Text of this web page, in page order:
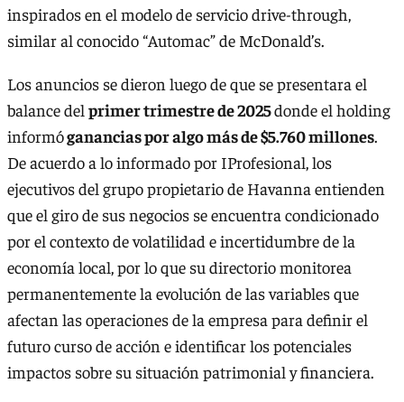
inspirados en el modelo de servicio drive-through,
similar al conocido “Automac” de McDonald’s.
Los anuncios se dieron luego de que se presentara el
balance del primer trimestre de 2025donde el holding
informóganancias por algo más de $5.760 millones.
De acuerdo a lo informado por IProfesional, los
ejecutivos del grupo propietario de Havanna entienden
que el giro de sus negocios se encuentra condicionado
por el contexto de volatilidad e incertidumbre de la
economía local, por lo que su directorio monitorea
permanentemente la evolución de las variables que
afectan las operaciones de la empresa para definir el
futuro curso de acción e identificar los potenciales
impactos sobre su situación patrimonial y financiera.